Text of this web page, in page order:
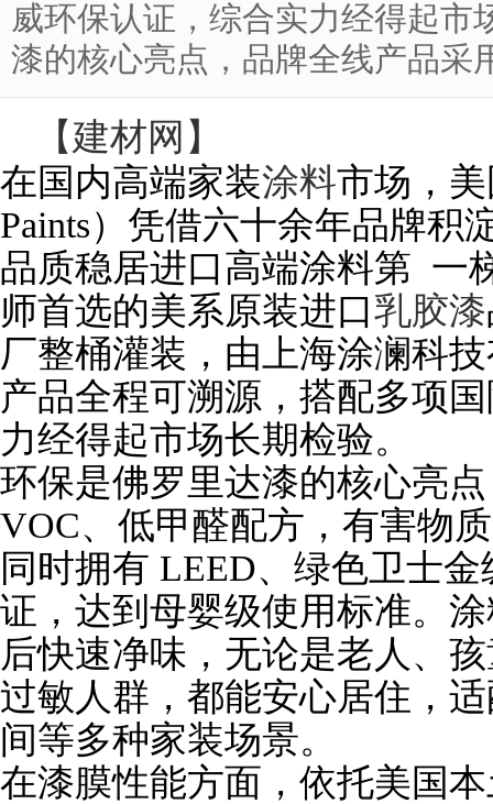
威环保认证，综合实力经得起市
漆的核心亮点，品牌全线产品采
【建材网 】
在国内高端家装涂料市场，
Paints）凭借六十余年品牌积
品质稳居进口高端涂料第 一
师首选的美系原装进口乳胶漆
厂整桶灌装，由上海涂澜科
产品全程可溯源，搭配多项
力经得起市场长期检验。
环保是佛罗里达漆的核心亮
VOC、低甲醛配方，有害物
同时拥有 LEED、绿色卫士
证，达到母婴级使用标准。
后快速净味，无论是老人、
过敏人群，都能安心居住，
间等多种家装场景。
在漆膜性能方面，依托美国